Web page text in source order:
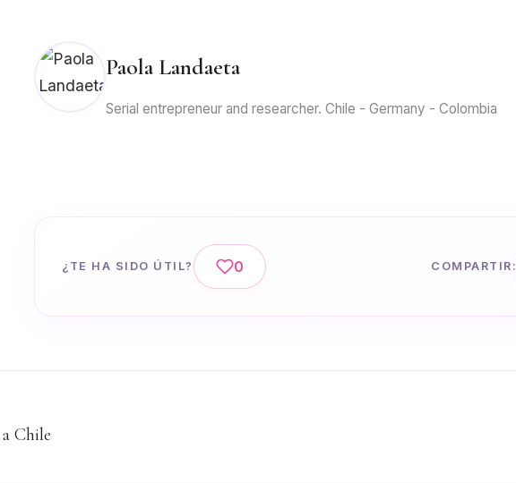
Paola Landaeta
Serial entrepreneur and researcher. Chile - Germany - Colombia
¿TE HA SIDO ÚTIL? 0 COMPARTIR:
Chile